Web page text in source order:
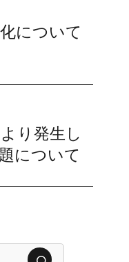
について
り発生し
について